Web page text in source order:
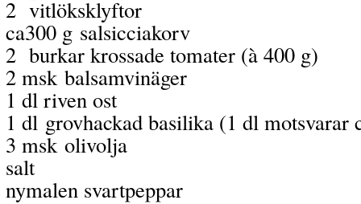
2 vitlöksklyftor
ca300 g salsicciakorv
2 burkar krossade tomater (à 400 g)
2 msk balsamvinäger
1 dl riven ost
1 dl grovhackad basilika (1 dl motsvarar
3 msk olivolja
salt
nymalen svartpeppar